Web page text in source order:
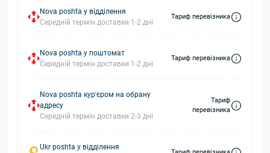
Nova poshta у відділення
Середній термін доставки 1-2 дні
Тариф перевізника
Nova poshta у поштомат
Середній термін доставки 1-2 дні
Тариф перевізника
Nova poshta кур'єром на обрану
адресу
Середній термін доставки 2-3 дні
Тариф
перевізника
Ukr poshta у відділення